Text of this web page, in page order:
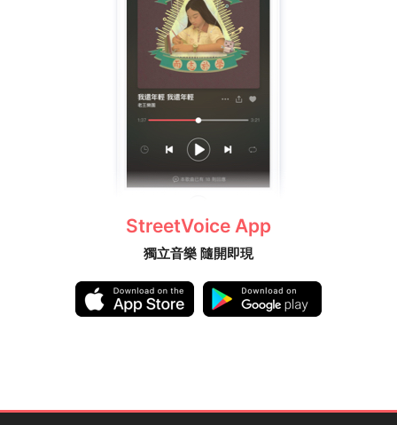
StreetVoice App
獨立音樂 隨開即現